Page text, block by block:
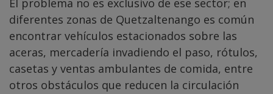
El problema no es exclusivo de ese sector; en
diferentes zonas de Quetzaltenango es común
encontrar vehículos estacionados sobre las
aceras, mercadería invadiendo el paso, rótulos,
casetas y ventas ambulantes de comida, entre
otros obstáculos que reducen la circulación